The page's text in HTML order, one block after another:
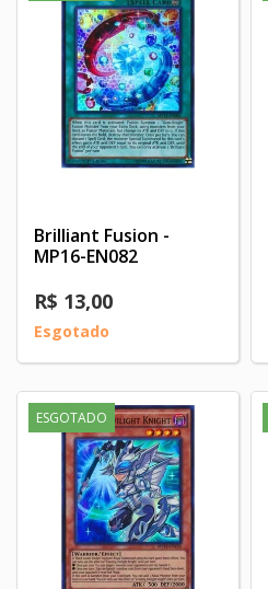
Brilliant Fusion -
MP16-EN082
R$ 13,00
Esgotado
ESGOTADO